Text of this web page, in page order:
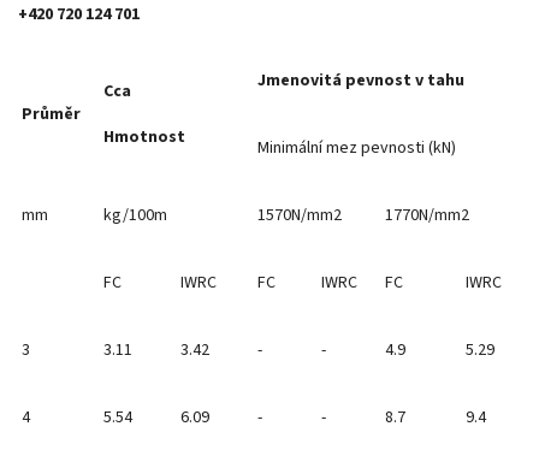
+420 720 124 701
Průměr
Cca
Hmotnost
Jmenovitá pevnost v tahu
Minimální mez pevnosti (kN)
mm kg/100m 1570N/mm2 1770N/mm2
FC IWRC FC IWRC FC IWRC
3 3.11 3.42 - - 4.9 5.29
4 5.54 6.09 - - 8.7 9.4